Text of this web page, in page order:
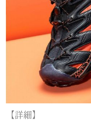
【詳細】